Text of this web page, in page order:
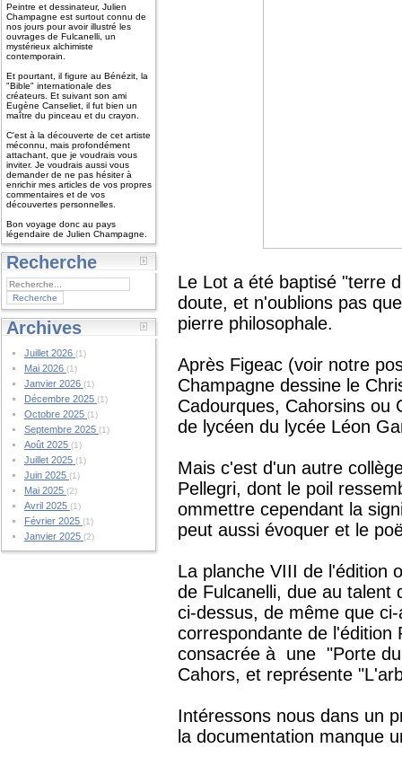
Peintre et dessinateur, Julien
Champagne est surtout connu de
nos jours pour avoir illustré les
ouvrages de Fulcanelli, un
mystérieux alchimiste
contemporain.
Et pourtant, il figure au Bénézit, la
"Bible" internationale des
créateurs. Et suivant son ami
Eugène Canseliet, il fut bien un
maître du pinceau et du crayon.
C'est à la découverte de cet artiste
méconnu, mais profondément
attachant, que je voudrais vous
inviter. Je voudrais aussi vous
demander de ne pas hésiter à
enrichir mes articles de vos propres
commentaires et de vos
découvertes personnelles.
Bon voyage donc au pays
légendaire de Julien Champagne.
Recherche
Archives
Juillet 2026 (1)
Mai 2026 (1)
Janvier 2026 (1)
Décembre 2025 (1)
Octobre 2025 (1)
Septembre 2025 (1)
Août 2025 (1)
Juillet 2025 (1)
Juin 2025 (1)
Mai 2025 (2)
Avril 2025 (1)
Février 2025 (1)
Janvier 2025 (2)
Le Lot a été baptisé "terre
doute, et n'oublions pas
pierre philosophale.
Après Figeac (voir notre
Champagne dessine le
Cadourques, Cahorsins ou
de lycéen du lycée Léon
Mais c'est d'un autre
Pellegri, dont le poil
ommettre cependant la
peut aussi évoquer et le
La planche VIII de l'édition
de Fulcanelli, due au talent
ci-dessus, de même que
correspondante de
consacrée à une "Porte du
Cahors, et représente
Intéressons nous dans un
la documentation manque